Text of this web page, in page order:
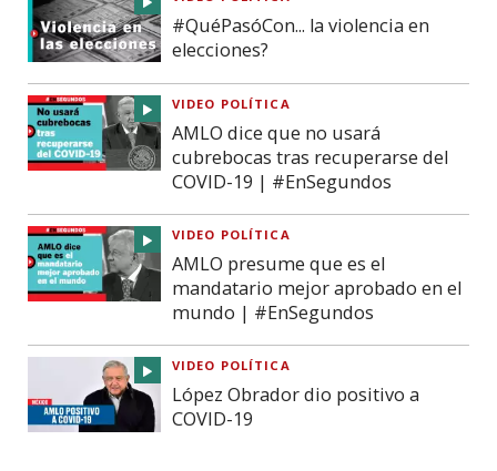
#QuéPasóCon... la violencia en
elecciones?
VIDEO POLÍTICA
AMLO dice que no usará
cubrebocas tras recuperarse del
COVID-19 | #EnSegundos
VIDEO POLÍTICA
AMLO presume que es el
mandatario mejor aprobado en el
mundo | #EnSegundos
VIDEO POLÍTICA
López Obrador dio positivo a
COVID-19